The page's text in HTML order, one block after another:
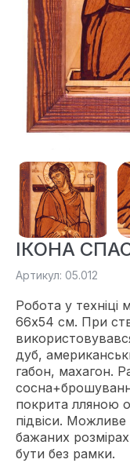
ІКОНА
Артикул: 05.012
Робота у техніці
66х54 см. При
дуб,
габон, махагон.
покрита лляною
підвіси.
бажаних
бути без рамки.